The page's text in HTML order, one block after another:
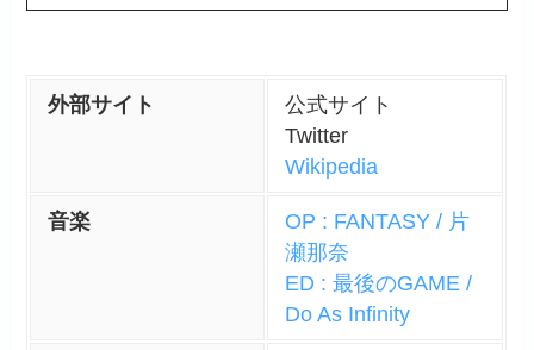
外部サイト
公式サイト
Twitter
Wikipedia
音楽
OP : FANTASY / 片
瀬那奈
ED : 最後のGAME /
Do As Infinity